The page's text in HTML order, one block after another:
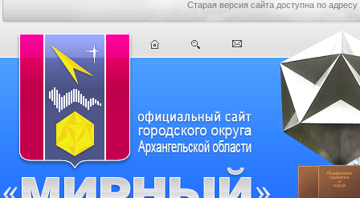
Старая версия сайта доступна по адресу